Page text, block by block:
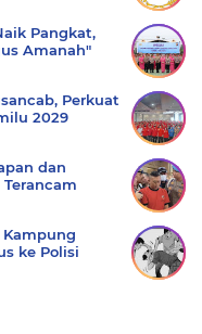
Pangkat,
Amanah"
Perkuat
2029
dan
ke Polisi